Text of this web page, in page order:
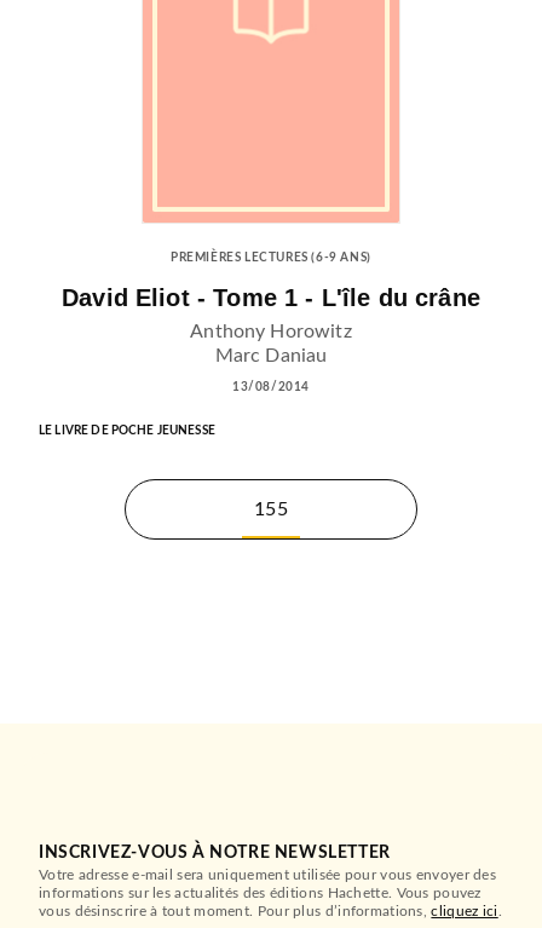
PREMIÈRES LECTURES (6-9 ANS)
David Eliot - Tome 1 - L'île du crâne
Anthony Horowitz
Marc Daniau
13/08/2014
LE LIVRE DE POCHE JEUNESSE
155
INSCRIVEZ-VOUS À NOTRE NEWSLETTER
Votre adresse e-mail sera uniquement utilisée pour vous envoyer des
informations sur les actualités des éditions Hachette. Vous pouvez
vous désinscrire à tout moment. Pour plus d’informations,cliquez ici